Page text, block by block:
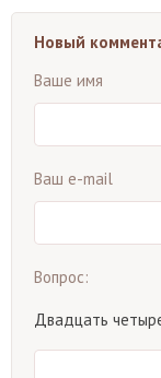
Новый
Ваше имя
Ваш e-mail
Вопрос:
Двадцать